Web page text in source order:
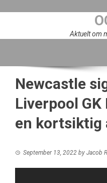
Aktuelt om
Newcastle
Liverpool
en kortsiktig
September 13, 2022 by Jacob